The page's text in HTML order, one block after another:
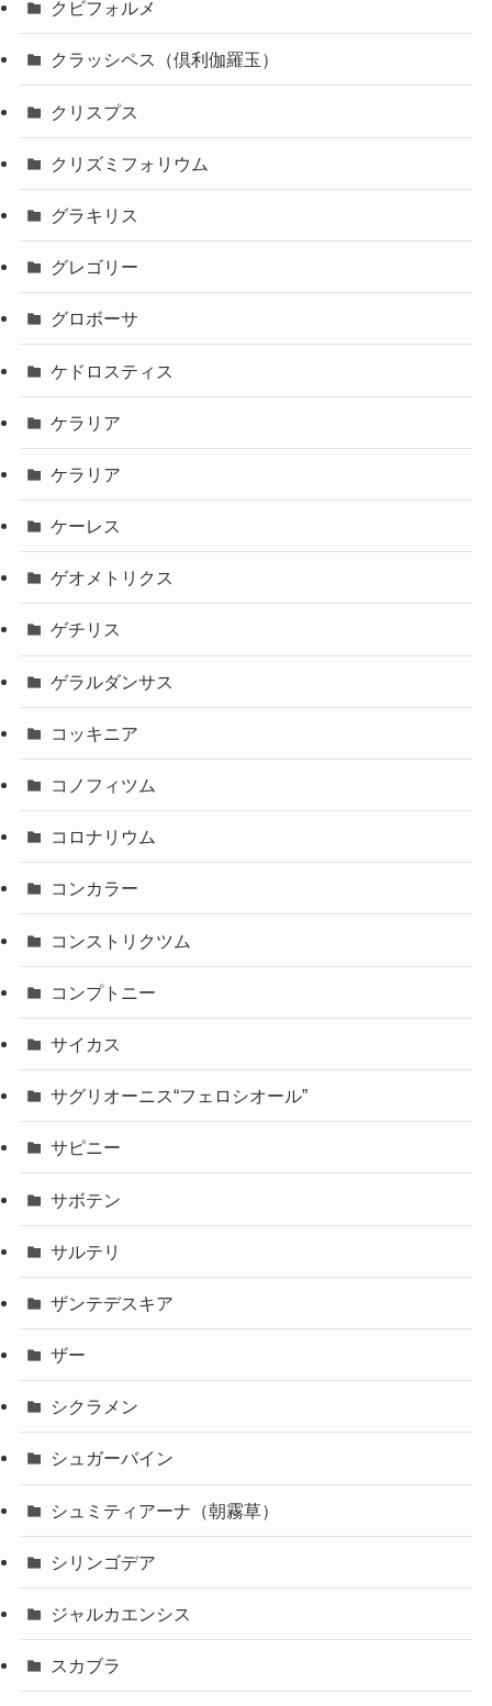
クビフォルメ
クラッシペス（倶利伽羅玉）
クリスプス
クリズミフォリウム
グラキリス
グレゴリー
グロボーサ
ケドロスティス
ケラリア
ケラリア
ケーレス
ゲオメトリクス
ゲチリス
ゲラルダンサス
コッキニア
コノフィツム
コロナリウム
コンカラー
コンストリクツム
コンプトニー
サイカス
サグリオーニス“フェロシオール”
サピニー
サボテン
サルテリ
ザンテデスキア
ザー
シクラメン
シュガーバイン
シュミティアーナ（朝霧草）
シリンゴデア
ジャルカエンシス
スカブラ